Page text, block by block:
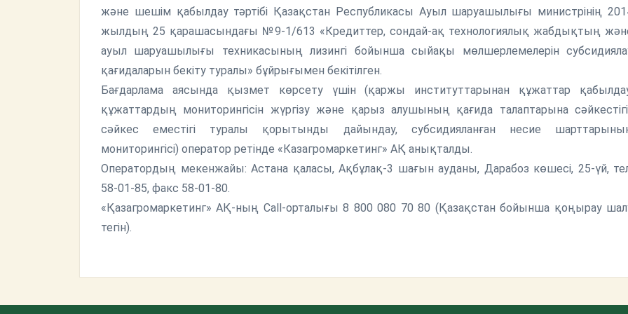
және шешім қабылдау тәртібі Қазақстан Республикасы Ауыл шаруашылығы министрінің
жылдың 25 қарашасындағы №9-1/613 «Кредиттер, сондай-ақ технологиялық жабдықтың
ауыл шаруашылығы техникасының лизингі бойынша сыйақы мөлшерлемелерін
қағидаларын бекіту туралы» бұйрығымен бекітілген.
Бағдарлама аясында қызмет көрсету үшін (қаржы институттарынан құжаттар
құжаттардың мониторингісін жүргізу және қарыз алушының қағида талаптарына
сәйкес еместігі туралы қорытынды дайындау, субсидияланған несие
мониторингісі) оператор ретінде «Казагромаркетинг» АҚ анықталды.
Оператордың мекенжайы: Астана қаласы, Ақбұлақ-3 шағын ауданы, Дарабоз көшесі, 25-үй,
58-01-85, факс 58-01-80.
«Қазагромаркетинг» АҚ-ның Call-орталығы 8 800 080 70 80 (Қазақстан бойынша қоңырау
тегін).